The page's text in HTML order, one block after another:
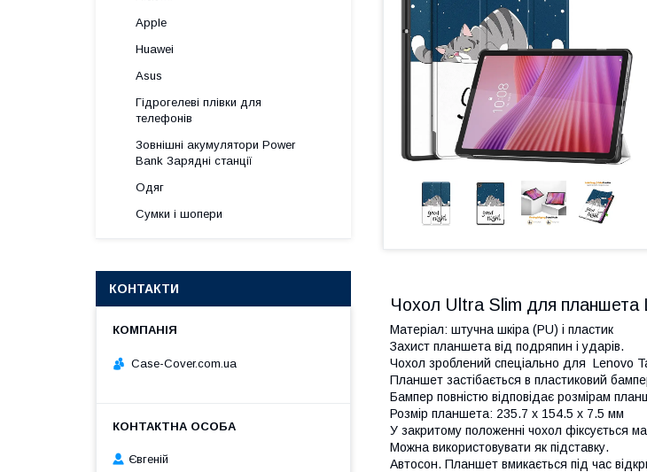
Чохол Ultra Slim для планшета
Матеріал: штучна шкіра (PU) і пластик
Захист планшета від подряпин і ударів.
Чохол зроблений спеціально для Lenovo
Планшет застібається в пластиковий
Бампер повністю відповідає розмірам
Розмір планшета: 235.7 x 154.5 x 7.5 мм
У закритому положенні чохол фіксується
Можна використовувати як підставку.
Автосон. Планшет вмикається під час
Apple
Huawei
Asus
Гідрогелеві плівки для
телефонів
Зовнішні акумулятори Power
Bank Зарядні станції
Одяг
Сумки і шопери
КОНТАКТИ
Case-Cover.com.ua
Євгеній